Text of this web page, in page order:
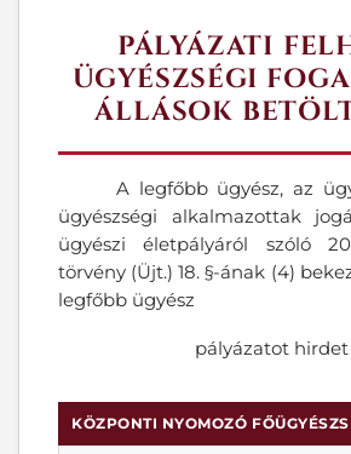
PÁLYÁZATI
ÜGYÉSZSÉGI
ÁLLÁSOK
A legfőbb ügyész, az
ügyészségi alkalmazottak
ügyészi életpályáról szóló
törvény (Üjt.) 18. §-ának (4)
legfőbb ügyész
pályázatot hirdet
KÖZPONTI NYOMOZÓ